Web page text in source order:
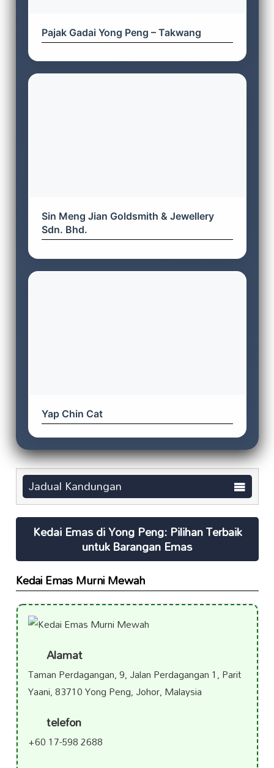
Pajak Gadai Yong Peng – Takwang
Sin Meng Jian Goldsmith & Jewellery
Sdn. Bhd.
Yap Chin Cat
Jadual Kandungan
Kedai Emas di Yong Peng: Pilihan Terbaik
untuk Barangan Emas
Kedai Emas Murni Mewah
Alamat
Taman Perdagangan, 9, Jalan Perdagangan 1, Parit
Yaani, 83710 Yong Peng, Johor, Malaysia
telefon
+60 17-598 2688